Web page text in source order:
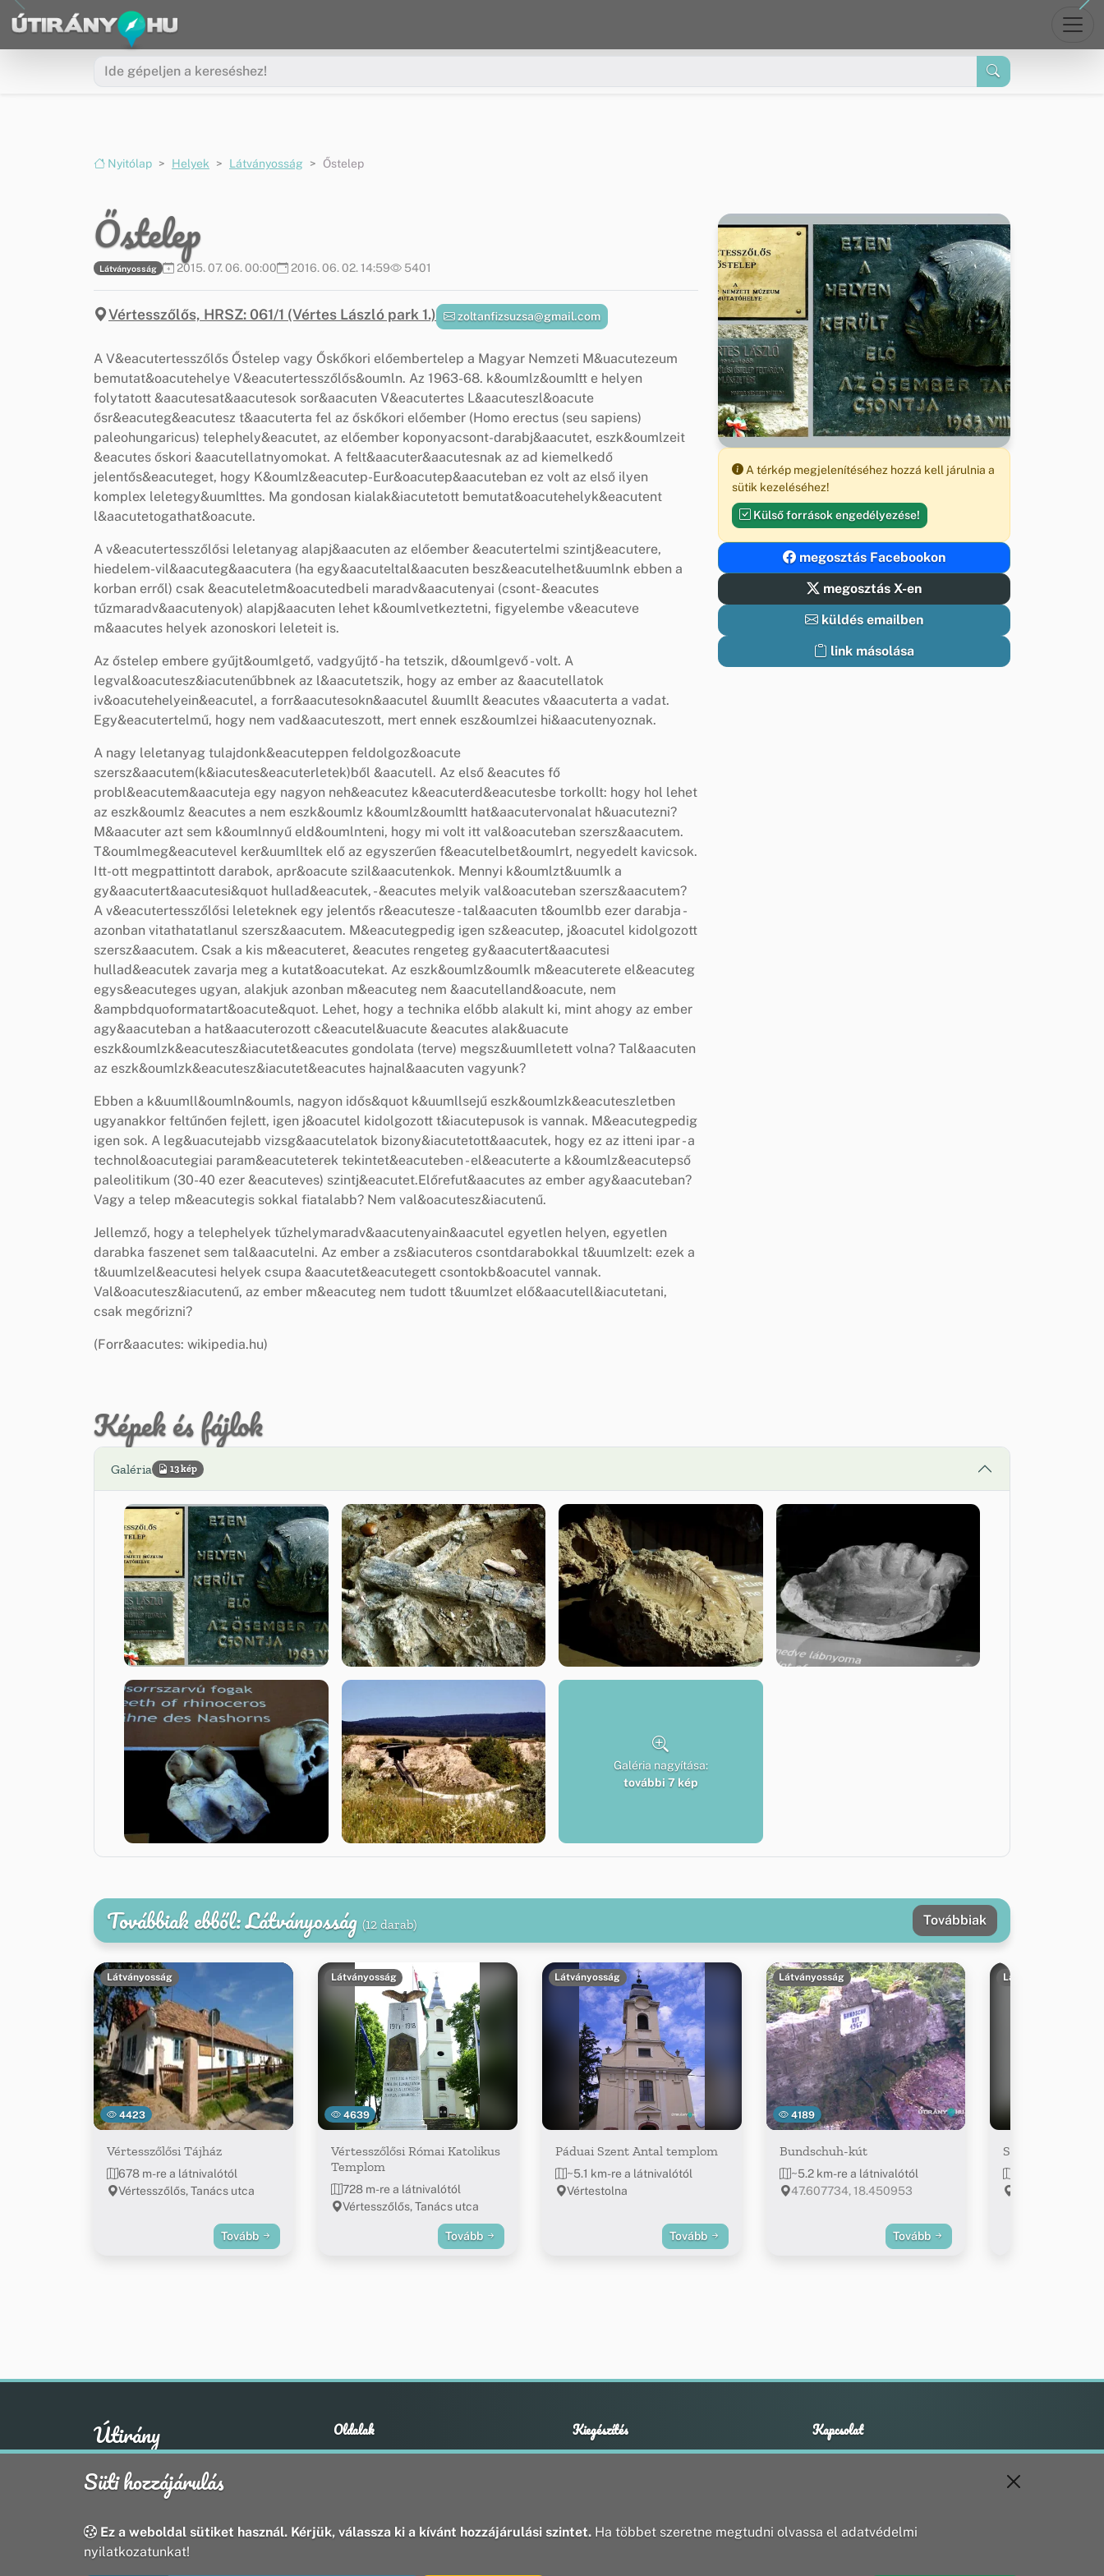
Ugrás a menüre
Ugrás a tartalomra
Nyitólap Helyek Látványosság Őstelep
Őstelep
Látványosság 2015. 07. 06. 00:00 2016. 06. 02. 14:59 5401
Vértesszőlős, HRSZ: 061/1 (Vértes László park 1.) zoltanfizsuzsa@gmail.com
A V&eacutertesszőlős Őstelep vagy Őskőkori előembertelep a Magyar Nemzeti M&uacutezeum
bemutat&oacutehelye V&eacutertesszőlős&oumln. Az 1963-68. k&oumlz&oumltt e helyen
folytatott &aacutesat&aacutesok sor&aacuten V&eacutertes L&aacuteszl&oacute
ősr&eacuteg&eacutesz t&aacuterta fel az őskőkori előember (Homo erectus (seu sapiens)
paleohungaricus) telephely&eacutet, az előember koponyacsont-darabj&aacutet, eszk&oumlzeit
&eacutes őskori &aacutellatnyomokat. A felt&aacuter&aacutesnak az ad kiemelkedő
jelentős&eacuteget, hogy K&oumlz&eacutep-Eur&oacutep&aacuteban ez volt az első ilyen
komplex leletegy&uumlttes. Ma gondosan kialak&iacutetott bemutat&oacutehelyk&eacutent
l&aacutetogathat&oacute.
A v&eacutertesszőlősi leletanyag alapj&aacuten az előember &eacutertelmi szintj&eacutere,
hiedelem-vil&aacuteg&aacutera (ha egy&aacuteltal&aacuten besz&eacutelhet&uumlnk ebben a
korban erről) csak &eacuteletm&oacutedbeli maradv&aacutenyai (csont- &eacutes
tűzmaradv&aacutenyok) alapj&aacuten lehet k&oumlvetkeztetni, figyelembe v&eacuteve
m&aacutes helyek azonoskori leleteit is.
Az őstelep embere gyűjt&oumlgető, vadgyűjtő - ha tetszik, d&oumlgevő - volt. A
legval&oacutesz&iacutenűbbnek az l&aacutetszik, hogy az ember az &aacutellatok
iv&oacutehelyein&eacutel, a forr&aacutesokn&aacutel &uumllt &eacutes v&aacuterta a vadat.
Egy&eacutertelmű, hogy nem vad&aacuteszott, mert ennek esz&oumlzei hi&aacutenyoznak.
A nagy leletanyag tulajdonk&eacuteppen feldolgoz&oacute
szersz&aacutem(k&iacutes&eacuterletek)ből &aacutell. Az első &eacutes fő
probl&eacutem&aacuteja egy nagyon neh&eacutez k&eacuterd&eacutesbe torkollt: hogy hol lehet
az eszk&oumlz &eacutes a nem eszk&oumlz k&oumlz&oumltt hat&aacutervonalat h&uacutezni?
M&aacuter azt sem k&oumlnnyű eld&oumlnteni, hogy mi volt itt val&oacuteban szersz&aacutem.
T&oumlmeg&eacutevel ker&uumlltek elő az egyszerűen f&eacutelbet&oumlrt, negyedelt kavicsok.
Itt-ott megpattintott darabok, apr&oacute szil&aacutenkok. Mennyi k&oumlzt&uumlk a
gy&aacutert&aacutesi&quot hullad&eacutek, - &eacutes melyik val&oacuteban szersz&aacutem?
A v&eacutertesszőlősi leleteknek egy jelentős r&eacutesze - tal&aacuten t&oumlbb ezer darabja -
azonban vitathatatlanul szersz&aacutem. M&eacutegpedig igen sz&eacutep, j&oacutel kidolgozott
szersz&aacutem. Csak a kis m&eacuteret, &eacutes rengeteg gy&aacutert&aacutesi
hullad&eacutek zavarja meg a kutat&oacutekat. Az eszk&oumlz&oumlk m&eacuterete el&eacuteg
egys&eacuteges ugyan, alakjuk azonban m&eacuteg nem &aacutelland&oacute, nem
&ampbdquoformatart&oacute&quot. Lehet, hogy a technika előbb alakult ki, mint ahogy az ember
agy&aacuteban a hat&aacuterozott c&eacutel&uacute &eacutes alak&uacute
eszk&oumlzk&eacutesz&iacutet&eacutes gondolata (terve) megsz&uumlletett volna? Tal&aacuten
az eszk&oumlzk&eacutesz&iacutet&eacutes hajnal&aacuten vagyunk?
Ebben a k&uumll&oumln&oumls, nagyon idős&quot k&uumllsejű eszk&oumlzk&eacuteszletben
ugyanakkor feltűnően fejlett, igen j&oacutel kidolgozott t&iacutepusok is vannak. M&eacutegpedig
igen sok. A leg&uacutejabb vizsg&aacutelatok bizony&iacutetott&aacutek, hogy ez az itteni ipar - a
technol&oacutegiai param&eacuteterek tekintet&eacuteben - el&eacuterte a k&oumlz&eacutepső
paleolitikum (30-40 ezer &eacuteves) szintj&eacutet.Előrefut&aacutes az ember agy&aacuteban?
Vagy a telep m&eacutegis sokkal fiatalabb? Nem val&oacutesz&iacutenű.
Jellemző, hogy a telephelyek tűzhelymaradv&aacutenyain&aacutel egyetlen helyen, egyetlen
darabka faszenet sem tal&aacutelni. Az ember a zs&iacuteros csontdarabokkal t&uumlzelt: ezek a
t&uumlzel&eacutesi helyek csupa &aacutet&eacutegett csontokb&oacutel vannak.
Val&oacutesz&iacutenű, az ember m&eacuteg nem tudott t&uumlzet elő&aacutell&iacutetani,
csak megőrizni?
(Forr&aacutes: wikipedia.hu)
A térkép megjelenítéséhez hozzá kell járulnia a
sütik kezeléséhez!
Külső források engedélyezése!
megosztás Facebookon
megosztás X-en
küldés emailben
link másolása
Képek és fájlok
Galéria 13 kép
Galéria nagyítása:
további 7 kép
Továbbiak ebből: Látványosság (12 darab) Továbbiak
4423
Látványosság
Vértesszőlősi Tájház
678 m-re a látnivalótól
Vértesszőlős, Tanács utca
Tovább
4639
Látványosság
Vértesszőlősi Római Katolikus
Templom
728 m-re a látnivalótól
Vértesszőlős, Tanács utca
Tovább
Látványosság
Páduai Szent Antal templom
~5.1 km-re a látnivalótól
Vértestolna
Tovább
4189
Látványosság
Bundschuh-kút
~5.2 km-re a látnivalótól
47.607734, 18.450953
Tovább
Látványosság
Szent Miklós
Útirány Oldalak Kiegészítés Kapcsolat
Süti hozzájárulás
Ez a weboldal sütiket használ. Kérjük, válassza ki a kívánt hozzájárulási szintet. Ha többet szeretne megtudni olvassa el adatvédelmi
nyilatkozatunkat!